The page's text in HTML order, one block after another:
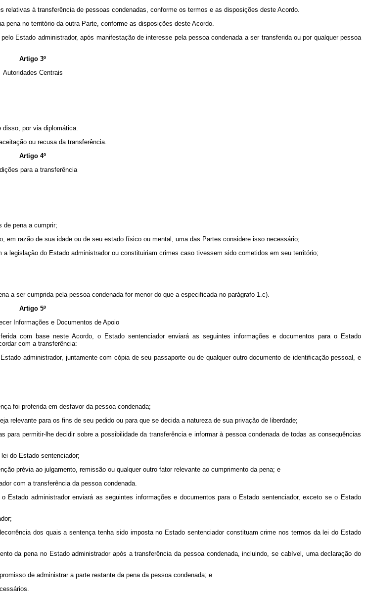
à transferência de pessoas condenadas, conforme os termos e as disposições deste Acordo.
pena no território da outra Parte, conforme as disposições deste Acordo.
Estado administrador, após manifestação de interesse pela pessoa condenada a ser transferida ou por qualquer pessoa
Artigo 3º
Autoridades Centrais
disso, por via diplomática.
ou recusa da transferência.
Artigo 4º
para a transferência
de pena a cumprir;
razão de sua idade ou de seu estado físico ou mental, uma das Partes considere isso necessário;
legislação do Estado administrador ou constituiriam crimes caso tivessem sido cometidos em seu território;
a ser cumprida pela pessoa condenada for menor do que a especificada no parágrafo 1.c).
Artigo 5º
Informações e Documentos de Apoio
com base neste Acordo, o Estado sentenciador enviará as seguintes informações e documentos para o Estado
com a transferência:
administrador, juntamente com cópia de seu passaporte ou de qualquer outro documento de identificação pessoal, e
foi proferida em desfavor da pessoa condenada;
relevante para os fins de seu pedido ou para que se decida a natureza de sua privação de liberdade;
permitir-lhe decidir sobre a possibilidade da transferência e informar à pessoa condenada de todas as consequências
do Estado sentenciador;
prévia ao julgamento, remissão ou qualquer outro fator relevante ao cumprimento da pena; e
com a transferência da pessoa condenada.
administrador enviará as seguintes informações e documentos para o Estado sentenciador, exceto se o Estado
dos quais a sentença tenha sido imposta no Estado sentenciador constituam crime nos termos da lei do Estado
da pena no Estado administrador após a transferência da pessoa condenada, incluindo, se cabível, uma declaração do
de administrar a parte restante da pena da pessoa condenada; e